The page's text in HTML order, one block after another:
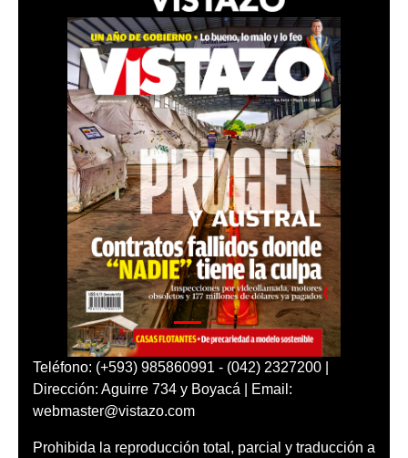
Teléfono: (+593) 985860991 - (042) 2327200 |
Dirección: Aguirre 734 y Boyacá | Email:
webmaster@vistazo.com
Prohibida la reproducción total, parcial y traducción a